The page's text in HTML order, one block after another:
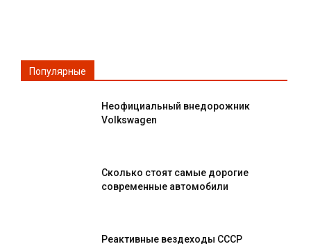
Популярные
Неофициальный внедорожник
Volkswagen
Сколько стоят самые дорогие
современные автомобили
Реактивные вездеходы СССР